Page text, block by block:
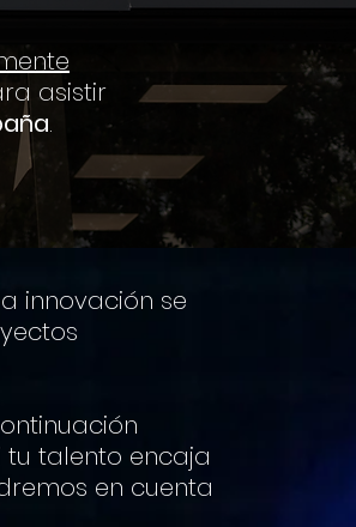
asistir
.
innovación se
tu talento encaja
en cuenta